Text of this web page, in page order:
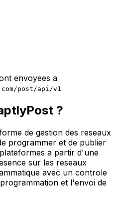
envoyees a
post/api/v1
?
de gestion des reseaux
programmer et de publier
a partir d'une
sur les reseaux
avec un controle
et l'envoi de